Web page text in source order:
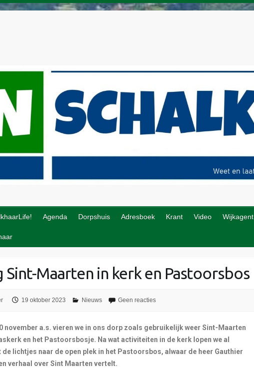
Agenda Dorpshuis Adresboek Krant Video Wijkagent
Sint-Maarten in kerk en Pastoorsbos
19 oktober 2023 Nieuws Geen reacties
november a.s. vieren we in ons dorp zoals gebruikelijk weer Sint-Maarten
en het Pastoorsbosje. Na wat activiteiten in de kerk lopen we al
de lichtjes naar de open plek in het Pastoorsbos, alwaar de heer Gauthier
verhaal over Sint Maarten vertelt.